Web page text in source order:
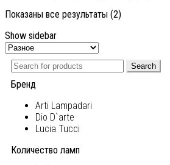
Показаны все результаты (2)
Show sidebar
Search
Бренд
Arti Lampadari
Dio D`arte
Lucia Tucci
Количество ламп